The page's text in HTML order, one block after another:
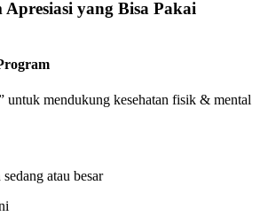
yang Bisa Pakai
untuk mendukung kesehatan fisik & mental
atau besar